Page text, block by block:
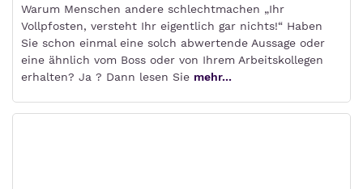
Warum Menschen andere schlechtmachen „Ihr
Vollpfosten, versteht Ihr eigentlich gar nichts!“ Haben
Sie schon einmal eine solch abwertende Aussage oder
eine ähnlich vom Boss oder von Ihrem Arbeitskollegen
erhalten? Ja ? Dann lesen Sie mehr...